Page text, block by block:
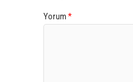
Yorum*